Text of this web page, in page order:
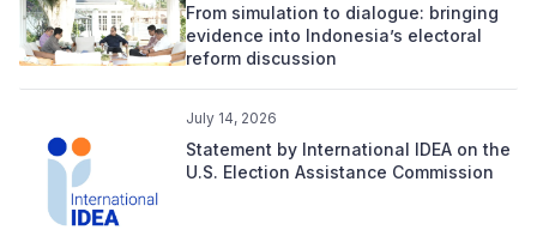
From simulation to dialogue: bringing
evidence into Indonesia’s electoral
reform discussion
July 14, 2026
Statement by International IDEA on the
U.S. Election Assistance Commission